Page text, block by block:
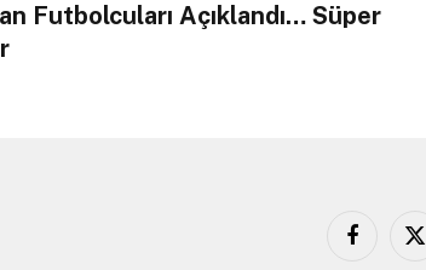
Futbolcuları Açıklandı… Süper
Facebook
X